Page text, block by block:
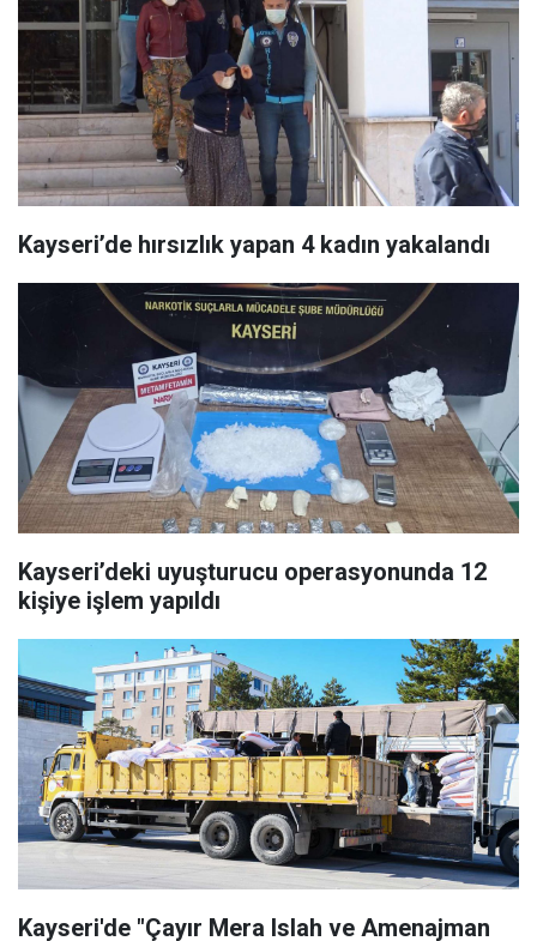
Kayseri’de hırsızlık yapan 4 kadın yakalandı
Kayseri’deki uyuşturucu operasyonunda 12
kişiye işlem yapıldı
Kayseri'de "Çayır Mera Islah ve Amenajman